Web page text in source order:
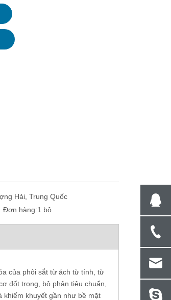
pháo kỹ thuật số Máy đo
Tuân theo phương pháp
kim loại ISO 6506
Máy đo độ cứng
chính xác cao
Hải, Trung Quốc
Đơn hàng:1 bộ
của phôi sắt từ ách từ tính, từ
đốt trong, bộ phận tiêu chuẩn,
khiếm khuyết gần như bề mặt